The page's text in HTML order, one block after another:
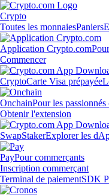
Crypto
Toutes les monnaiesPaniers
Application Crypto.com
Commencer
CryptoCarte Visa prépayée
OnchainPour les passionnés
Obtenir l'extension
SwapStakerExplorer les
PayPour commerçants
Inscription commerçant
Terminal de paiementSDK